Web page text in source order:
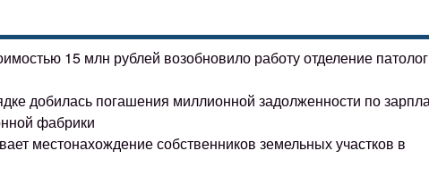
15 млн рублей возобновило работу отделение
добилась погашения миллионной задолженности по
фабрики
местонахождение собственников земельных участков в